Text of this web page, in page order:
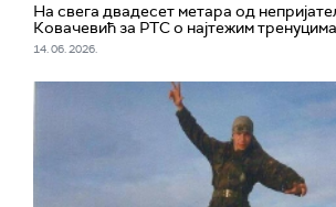
На свега двадесет метара од
Ковачевић за РТС о најтежим
14. 06. 2026.